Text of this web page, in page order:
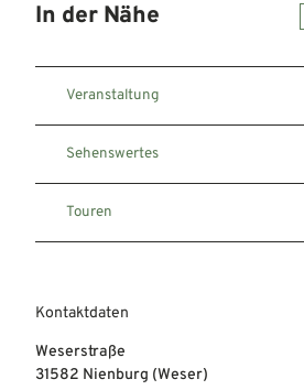
In der Nähe
Veranstaltung
Sehenswertes
Touren
Kontaktdaten
Weserstraße
31582 Nienburg (Weser)